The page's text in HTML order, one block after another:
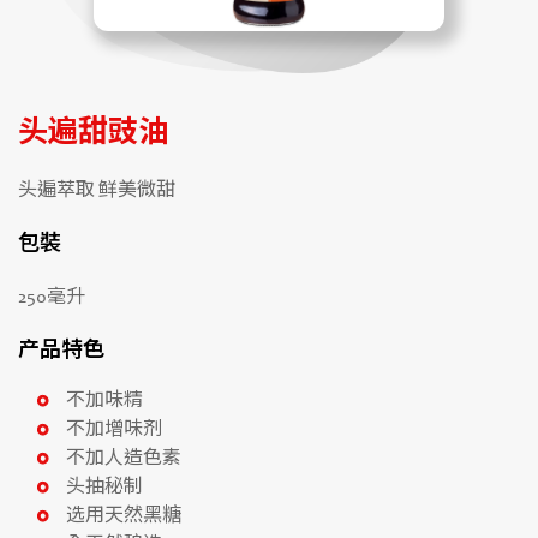
头遍甜豉油
头遍萃取 鲜美微甜
包裝
250毫升
产品特色
不加味精
不加增味剂
不加人造色素
头抽秘制
选用天然黑糖